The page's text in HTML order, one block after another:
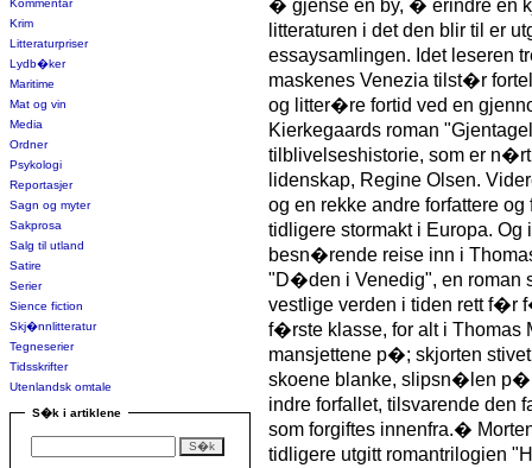
Kommentar
Krim
Litteraturpriser
Lydb�ker
Maritime
Mat og vin
Media
Ordner
Psykologi
Reportasjer
Sagn og myter
Sakprosa
Salg til utland
Satire
Serier
Sience fiction
Skj�nnlitteratur
Tegneserier
Tidsskrifter
Utenlandsk omtale
S�k i artiklene
� gjense en by, � erindre
litteraturen i det den blir til er
essaysamlingen. Idet leseren
maskenes Venezia tilst�r
og litter�re fortid ved en
Kierkegaards roman
tilblivelseshistorie, som er
lidenskap, Regine Olsen.
og en rekke andre forfattere
tidligere stormakt i Europa.
besn�rende reise inn i
"D�den i Venedig", en roman
vestlige verden i tiden rett
f�rste klasse, for alt i Thomas
mansjettene p�; skjorten
skoene blanke, slipsn�len p�
indre forfallet, tilsvarende
som forgiftes innenfra.�
tidligere utgitt romantrilogien